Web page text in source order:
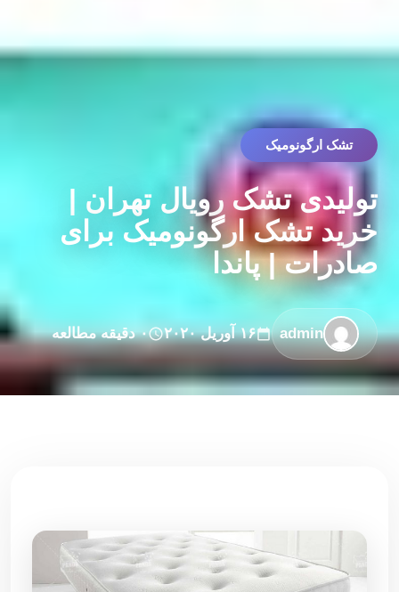
تشک ارگونومیک
تولیدی تشک رویال تهران |
خرید تشک ارگونومیک برای
صادرات | پاندا
admin ۱۶ آوریل ۲۰۲۰ ۰ دقیقه مطالعه